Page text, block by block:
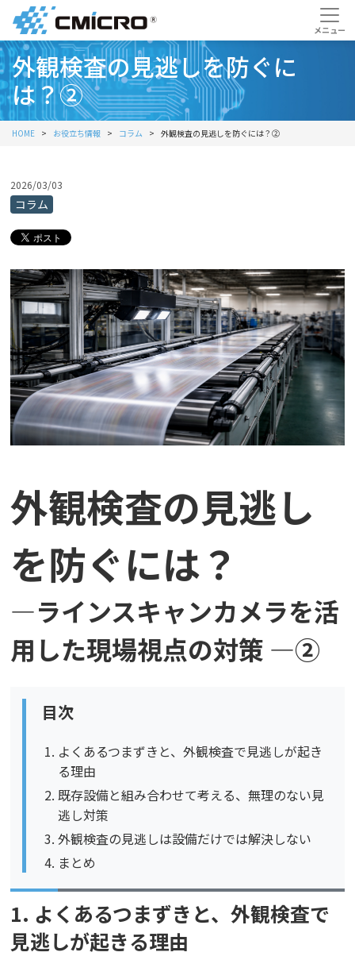
外観検査の見逃しを防ぐに
は？②
HOME お役立ち情報 コラム 外観検査の見逃しを防ぐには？②
2026/03/03
コラム
外観検査の見逃し
を防ぐには？
―ラインスキャンカメラを活
用した現場視点の対策 ―②
目次
よくあるつまずきと、外観検査で見逃しが起き
る理由
既存設備と組み合わせて考える、無理のない見
逃し対策
外観検査の見逃しは設備だけでは解決しない
まとめ
1. よくあるつまずきと、外観検査で
見逃しが起きる理由